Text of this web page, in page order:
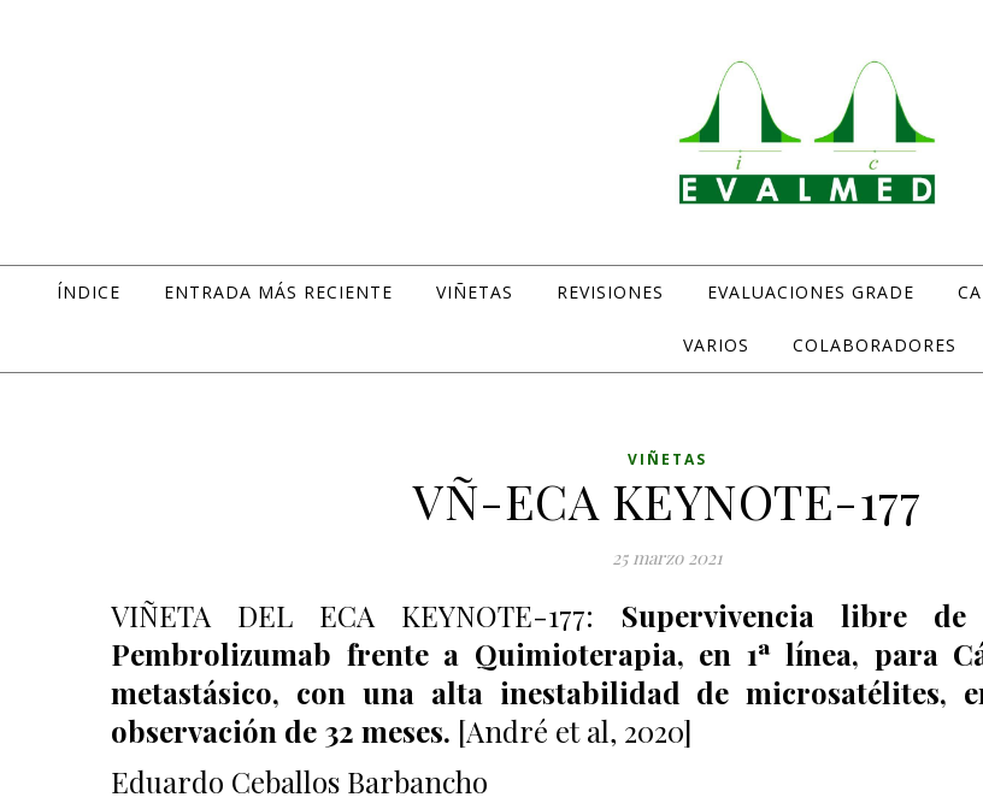
Evaluación de medicamentos y otras intervenciones
ÍNDICE ENTRADA MÁS RECIENTE VIÑETAS REVISIONES EVALUACIONES GRADE
VARIOS COLABORADORES
VIÑETAS
VÑ-ECA KEYNOTE-177
25 marzo 2021
VIÑETA DEL ECA KEYNOTE-177: Supervivencia libre
Pembrolizumab frente a Quimioterapia, en 1ª línea, para
metastásico, con una alta inestabilidad de microsatélites,
observación de 32 meses. [André et al, 2020]
Eduardo Ceballos Barbancho